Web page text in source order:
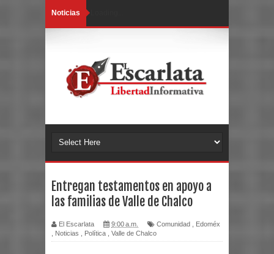
Noticias
Entregan testamentos en apoyo a
las familias de Valle de Chalco
El Escarlata 9:00 a.m. Comunidad
Edoméx
Noticias Política Valle de Chalco